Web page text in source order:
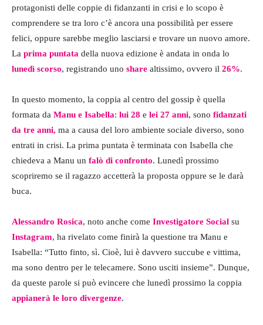
protagonisti delle coppie di fidanzanti in crisi e lo scopo è
comprendere se tra loro c’è ancora una possibilità per essere
felici, oppure sarebbe meglio lasciarsi e trovare un nuovo amore.
La prima puntata della nuova edizione è andata in onda lo
lunedì scorso, registrando uno share altissimo, ovvero il 26%.
In questo momento, la coppia al centro del gossip è quella
formata da Manu e Isabella: lui 28 e lei 27 anni, sono fidanzati
da tre anni, ma a causa del loro ambiente sociale diverso, sono
entrati in crisi. La prima puntata è terminata con Isabella che
chiedeva a Manu un falò di confronto. Lunedì prossimo
scopriremo se il ragazzo accetterà la proposta oppure se le darà
buca.
Alessandro Rosica, noto anche come Investigatore Social su
Instagram, ha rivelato come finirà la questione tra Manu e
Isabella: “Tutto finto, sì. Cioè, lui è davvero succube e vittima,
ma sono dentro per le telecamere. Sono usciti insieme”. Dunque,
da queste parole si può evincere che lunedì prossimo la coppia
appianerà le loro divergenze.